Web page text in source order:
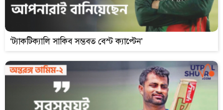
‘ট্যাকটিক্যালি সাকিব সম্ভবত বেস্ট ক্যাপ্টেন’